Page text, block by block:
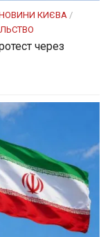
КИЄВА /
через